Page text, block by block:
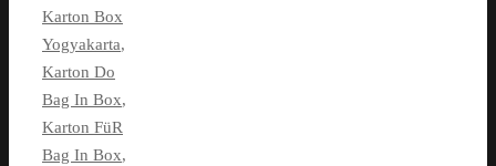
Karton Box
Yogyakarta,
Karton Do
Bag In Box,
Karton FüR
Bag In Box,